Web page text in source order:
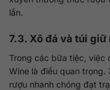
lần.
7.3. Xô đá và túi giữ
Trong các bữa tiệc, việc
Wine là điều quan
rượu nhanh chóng đạt